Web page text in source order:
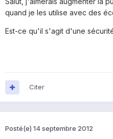
quand je les utilise avec des
Est-ce qu'il s'agit d'une
Citer
Posté(e) 14 septembre 2012